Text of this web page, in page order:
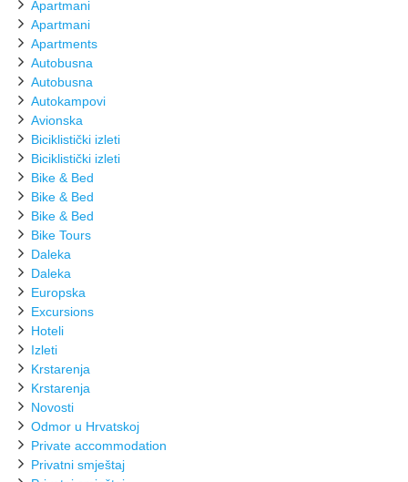
Apartmani
Apartmani
Apartments
Autobusna
Autobusna
Autokampovi
Avionska
Biciklistički izleti
Biciklistički izleti
Bike & Bed
Bike & Bed
Bike & Bed
Bike Tours
Daleka
Daleka
Europska
Excursions
Hoteli
Izleti
Krstarenja
Krstarenja
Novosti
Odmor u Hrvatskoj
Private accommodation
Privatni smještaj